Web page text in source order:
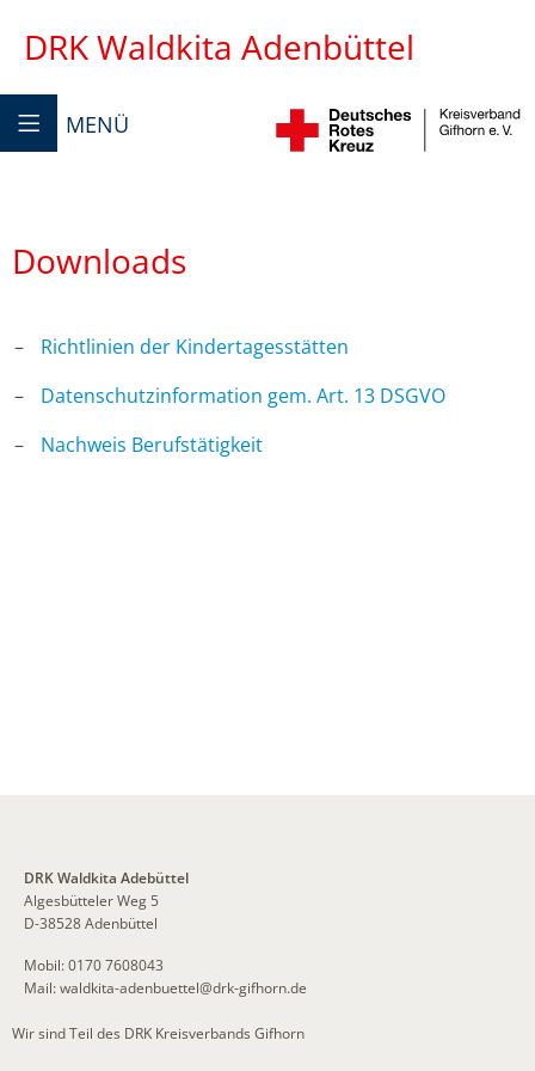
DRK Waldkita Adenbüttel
MENÜ
Downloads
Richtlinien der Kindertagesstätten
Datenschutzinformation gem. Art. 13 DSGVO
Nachweis Berufstätigkeit
DRK Waldkita Adebüttel
Algesbütteler Weg 5
D-38528 Adenbüttel
Mobil: 0170 7608043
Mail: waldkita-adenbuettel@drk-gifhorn.de
Wir sind Teil des DRK Kreisverbands Gifhorn